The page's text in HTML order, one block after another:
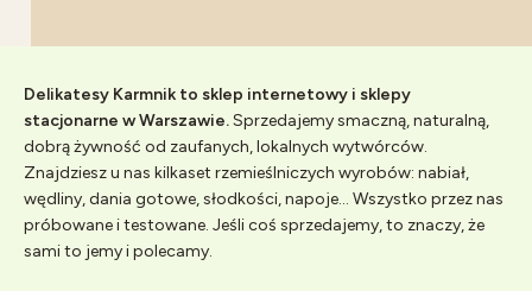
Delikatesy Karmnik to sklep internetowy i sklepy
stacjonarne w Warszawie.Sprzedajemy smaczną, naturalną,
dobrą żywność od zaufanych, lokalnych wytwórców.
Znajdziesz u nas kilkaset rzemieślniczych wyrobów: nabiał,
wędliny, dania gotowe, słodkości, napoje... Wszystko przez nas
próbowane i testowane. Jeśli coś sprzedajemy, to znaczy, że
sami to jemy i polecamy.